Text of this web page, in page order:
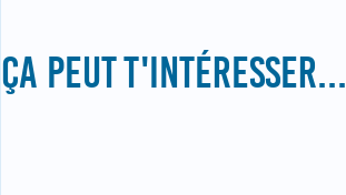
ÇA PEUT T'INTÉRESSER...